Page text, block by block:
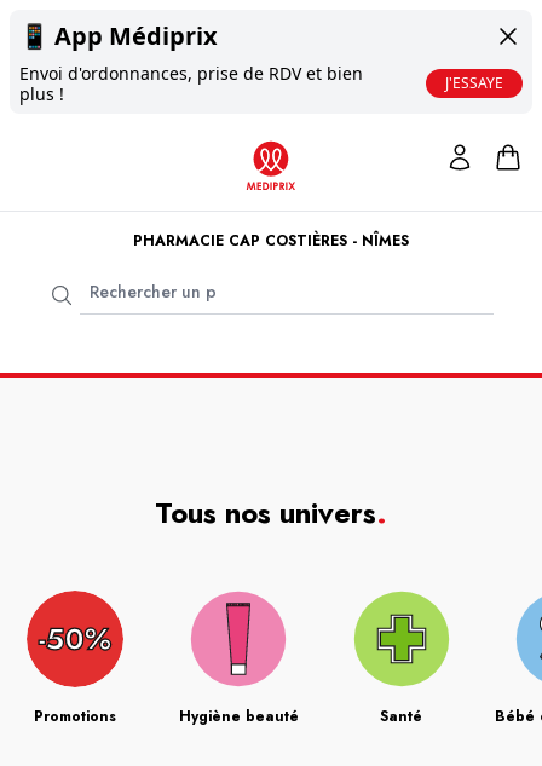
📱 App Médiprix
Envoi d'ordonnances, prise de RDV et bien
plus !
J'ESSAYE
PHARMACIE CAP COSTIÈRES - NÎMES
Tous nos univers.
Promotions Hygiène beauté Santé Bébé